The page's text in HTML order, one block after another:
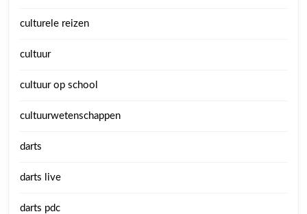
culturele reizen
cultuur
cultuur op school
cultuurwetenschappen
darts
darts live
darts pdc